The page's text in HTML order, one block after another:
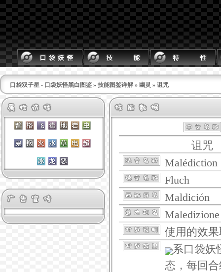
口袋双子星 - 口袋妖怪黑白图鉴 » 技能图鉴详解 » 幽灵 » 诅咒
诅咒
Malédiction
Fluch
Maldición
Maledizione
使用的效
系口袋妖
态，每回